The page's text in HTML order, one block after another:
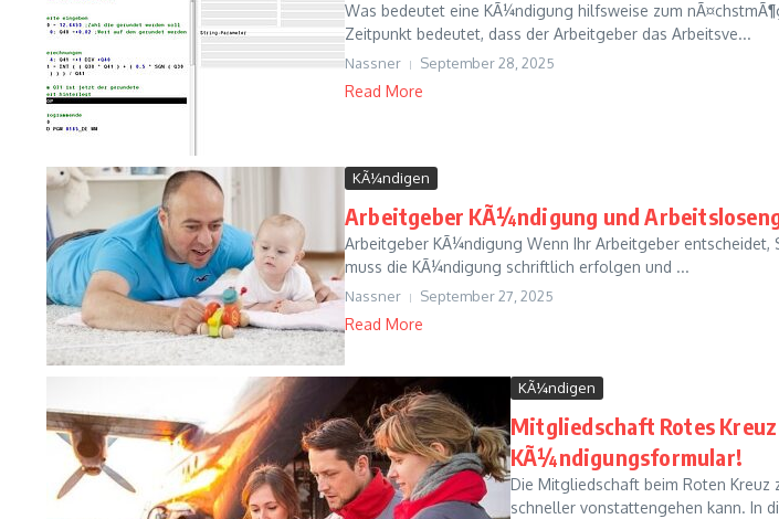
Was bedeutet eine KÃ¼ndigung hilfsweise zum
Zeitpunkt bedeutet, dass der Arbeitgeber das Arbeitsve...
Nassner September 28, 2025
Read More
KÃ¼ndigen
Arbeitgeber KÃ¼ndigung und
Arbeitgeber KÃ¼ndigung Wenn Ihr Arbeitgeber
muss die KÃ¼ndigung schriftlich erfolgen und ...
Nassner September 27, 2025
Read More
KÃ¼ndigen
Mitgliedschaft Rotes
KÃ¼ndigungsformular!
Die Mitgliedschaft beim Roten
schneller vonstattengehen kann. In